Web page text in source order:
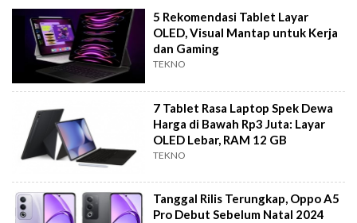
5 Rekomendasi Tablet Layar
OLED, Visual Mantap untuk Kerja
dan Gaming
TEKNO
7 Tablet Rasa Laptop Spek Dewa
Harga di Bawah Rp3 Juta: Layar
OLED Lebar, RAM 12 GB
TEKNO
Tanggal Rilis Terungkap, Oppo A5
Pro Debut Sebelum Natal 2024